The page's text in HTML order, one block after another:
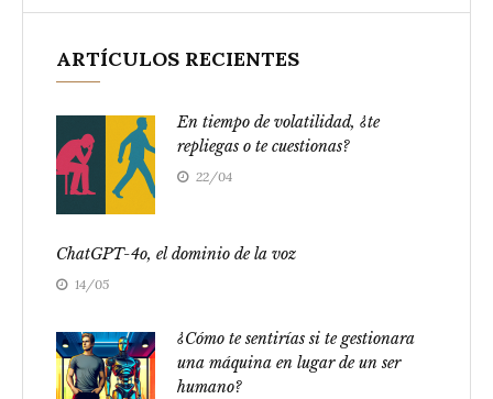
ARTÍCULOS RECIENTES
En tiempo de volatilidad, ¿te
repliegas o te cuestionas?
22/04
ChatGPT-4o, el dominio de la voz
14/05
¿Cómo te sentirías si te gestionara
una máquina en lugar de un ser
humano?